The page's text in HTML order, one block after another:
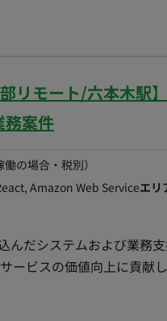
ル Go, Kubernetes, TiDB,
稼働時間：10時～19時想
リモート/六本木駅
務案件
の場合・税別）
Amazon Web Serviceエリ
んだシステムおよび業務
スの価値向上に貢献してい
したAIシステムおよび、
とバックエンドの両面か